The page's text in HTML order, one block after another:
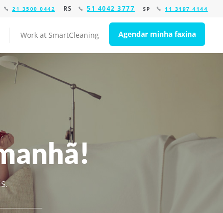
21 3500 0442 RS 51 4042 3777 SP 11 3197 4144
Work at SmartCleaning Agendar minha faxina